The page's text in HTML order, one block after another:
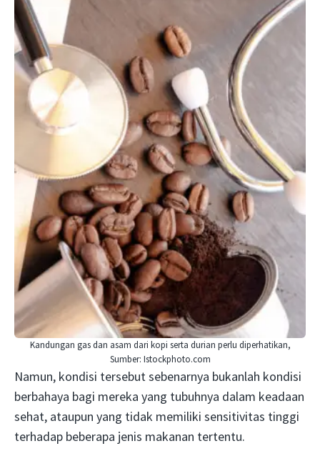
Kandungan gas dan asam dari kopi serta durian perlu diperhatikan,
Sumber: Istockphoto.com
Namun, kondisi tersebut sebenarnya bukanlah kondisi
berbahaya bagi mereka yang tubuhnya dalam keadaan
sehat, ataupun yang tidak memiliki sensitivitas tinggi
terhadap beberapa jenis makanan tertentu.